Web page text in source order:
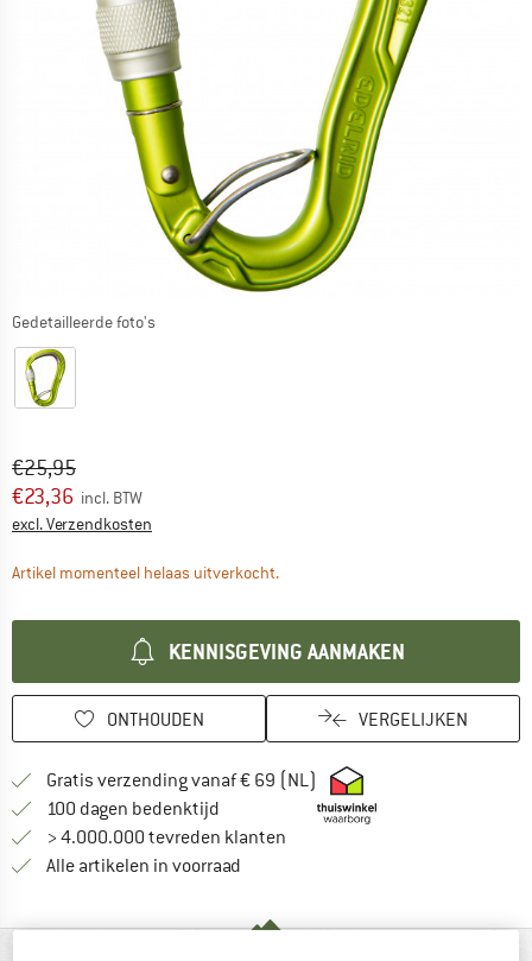
Gedetailleerde foto's
Oorspronkelijke prijs :
€25,95
Prijs:
€23,36 incl. BTW
excl. Verzendkosten
Artikel momenteel helaas uitverkocht.De link wordt geopend in een
KENNISGEVING AANMAKEN
ONTHOUDEN VERGELIJKEN
Gratis verzending vanaf € 69 (NL) Vind hier de
100 dagen bedenktijd Vind de betalingsinformatie hier!
> 4.000.000 tevreden klanten
Alle artikelen in voorraad